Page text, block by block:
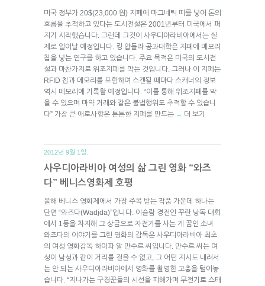
미국 정부가 20$(23,000 원) 지폐에 마그네틱 띠를 넣어 돈의
흐름을 추적하고 있다는 도시전설은 2001년부터 미국에서 퍼
지기 시작했습니다. 그런데 그것이 사우디아라비아에서는 실
제로 일어날 예정입니다. 킹 압둘라 공과대학은 지폐에 메모리
칩을 넣는 연구를 하고 있습니다. 주요 목적은 미국의 도시전
설과 마찬가지로 위조지폐를 막는 것입니다. 그러나 이 지폐는
RFID 칩과 메모리를 포함하여 스캔될 때마다 스캐너의 정보
역시 메모리에 기록할 예정입니다. “이를 통해 위조지폐를 막
을 수 있으며 마약 거래와 같은 불법행위도 추적할 수 있습니
다” 가장 큰 애로사항은 튼튼한 지폐를 만드는 → 더 보기
2012년 9월 1일.
사우디아라비아 여성의 삶 그린 영화 “와즈
다” 베니스영화제 호평
올해 베니스 영화제에서 가장 주목 받는 작품 가운데 하나는
단연 “와즈다(Wadjda)”입니다. 이슬람 경전인 꾸란 낭독 대회
에서 1등을 차지해 그 상금으로 자전거를 사는 게 꿈인 소녀
와즈다의 이야기를 그린 영화의 감독은 사우디아라비아 최초
의 여성 영화감독 하이파 알 만수르 씨입니다. 만수르 씨는 여
성이 남성과 같이 거리를 걸을 수 없고, 그 어떤 지시도 내려서
는 안 되는 사우디아라비아에서 영화를 촬영한 고충을 털어놓
습니다. “지나가는 구경꾼들의 시선을 피해가며 무전기로 스태